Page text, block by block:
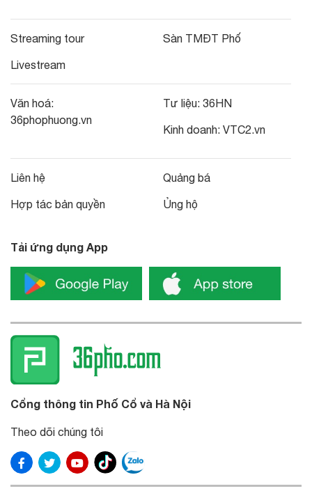
Streaming tour
Livestream
Sàn TMĐT Phố
Văn hoá:
36phophuong.vn
Tư liệu: 36HN
Kinh doanh: VTC2.vn
Liên hệ
Hợp tác bản quyền
Quảng bá
Ủng hộ
Tải ứng dụng App
Cổng thông tin Phố Cổ và Hà Nội
Theo dõi chúng tôi